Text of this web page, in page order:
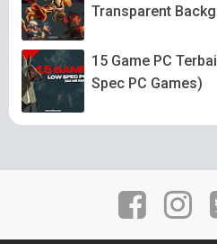
Transparent
15 Game PC
Spec PC Games)